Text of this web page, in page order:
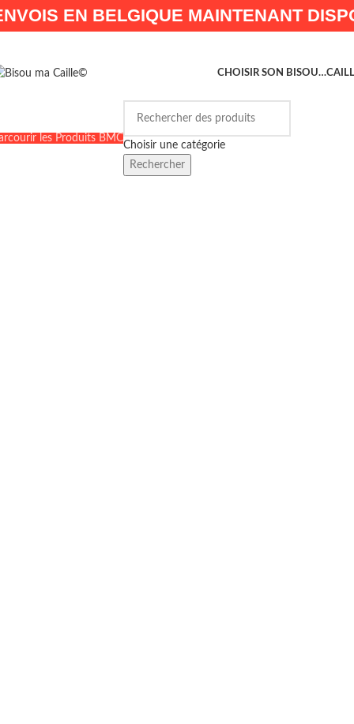
EN BELGIQUE MAINTENANT
CHOISIR SON BISOU…
les Produits BMC
Choisir une catégorie
Rechercher